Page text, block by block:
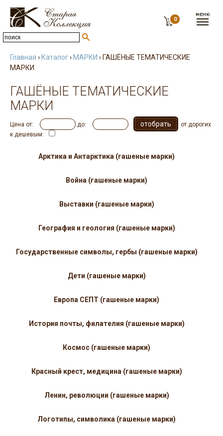
0
Главная › Каталог› МАРКИ › ГАШЁНЫЕ ТЕМАТИЧЕСКИЕ
МАРКИ
ГАШЁНЫЕ ТЕМАТИЧЕСКИЕ
МАРКИ
Цена от: до:
от дорогих
к дешевым:
Арктика и Антарктика (гашеные марки)
Война (гашеные марки)
Выставки (гашеные марки)
География и геология (гашеные марки)
Государственные символы, гербы (гашеные марки)
Дети (гашеные марки)
Европа СЕПТ (гашеные марки)
История почты, филателия (гашеные марки)
Космос (гашеные марки)
Красный крест, медицина (гашеные марки)
Ленин, революции (гашеные марки)
Логотипы, символика (гашеные марки)